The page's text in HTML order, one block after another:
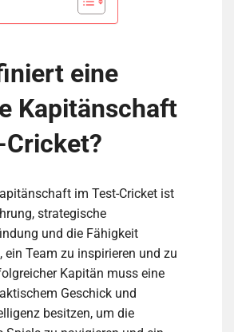
eine
Kapitänschaft
im Test-Cricket ist
strategische
und die Fähigkeit
ein Team zu inspirieren und zu
Kapitän muss eine
Geschick und
besitzen, um die